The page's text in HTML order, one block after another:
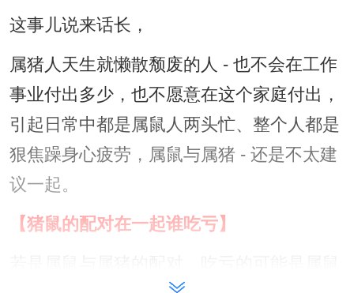
这事儿说来话长，
属猪人天生就懒散颓废的人 - 也不会在工作
事业付出多少，也不愿意在这个家庭付出，
引起日常中都是属鼠人两头忙、整个人都是
狠焦躁身心疲劳，属鼠与属猪 - 还是不太建
议一起。
【猪鼠的配对在一起谁吃亏】